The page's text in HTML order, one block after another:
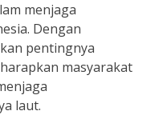
menjaga
Dengan
pentingnya
masyarakat
laut.